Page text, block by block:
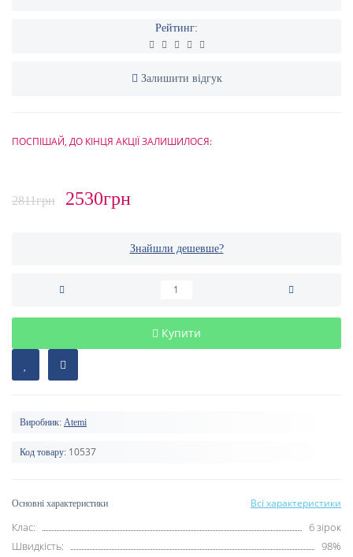
Рейтинг:
Залишити відгук
ПОСПІШАЙ, ДО КІНЦЯ АКЦІЇ ЗАЛИШИЛОСЯ:
2811грн 2530грн
Знайшли дешевше?
Купити
Виробник: Atemi
Код товару: 10537
Основні характеристики Всі характеристики
Клас:
6 зірок
Швидкість:
98%